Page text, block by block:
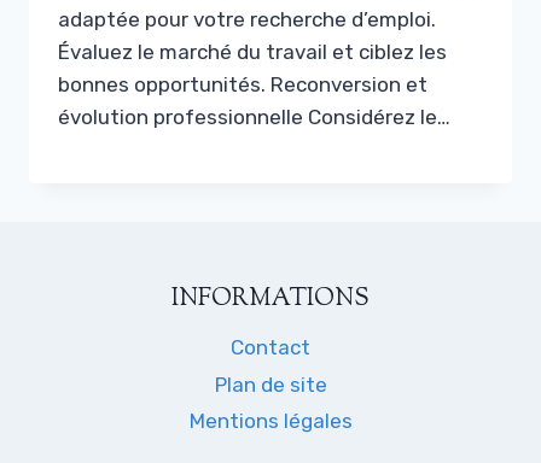
adaptée pour votre recherche d’emploi.
Évaluez le marché du travail et ciblez les
bonnes opportunités. Reconversion et
évolution professionnelle Considérez le…
INFORMATIONS
Contact
Plan de site
Mentions légales